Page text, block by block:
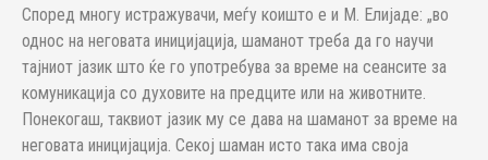
Според многу истражувачи, меѓу коишто е и М. Елијаде: „во
однос на неговата иницијација, шаманот треба да го научи
тајниот јазик што ќе го употребува за време на сеансите за
комуникација со духовите на предците или на животните.
Понекогаш, таквиот јазик му се дава на шаманот за време на
неговата иницијација. Секој шаман исто така има своја